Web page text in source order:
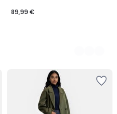
89,99 €